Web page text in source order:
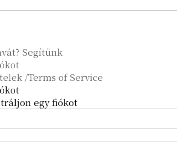
Segítünk
/Terms of Service
egy fiókot